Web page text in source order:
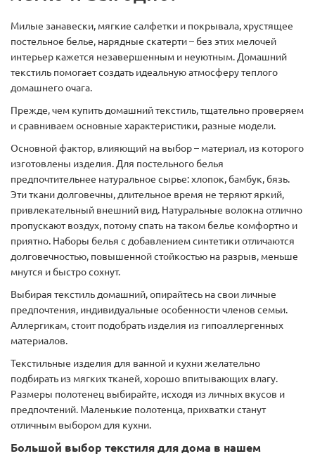
Милые занавески, мягкие салфетки и покрывала, хрустящее
постельное белье, нарядные скатерти – без этих мелочей
интерьер кажется незавершенным и неуютным. Домашний
текстиль помогает создать идеальную атмосферу теплого
домашнего очага.
Прежде, чем купить домашний текстиль, тщательно проверяем
и сравниваем основные характеристики, разные модели.
Основной фактор, влияющий на выбор – материал, из которого
изготовлены изделия. Для постельного белья
предпочтительнее натуральное сырье: хлопок, бамбук, бязь.
Эти ткани долговечны, длительное время не теряют яркий,
привлекательный внешний вид. Натуральные волокна отлично
пропускают воздух, потому спать на таком белье комфортно и
приятно. Наборы белья с добавлением синтетики отличаются
долговечностью, повышенной стойкостью на разрыв, меньше
мнутся и быстро сохнут.
Выбирая текстиль домашний, опирайтесь на свои личные
предпочтения, индивидуальные особенности членов семьи.
Аллергикам, стоит подобрать изделия из гипоаллергенных
материалов.
Текстильные изделия для ванной и кухни желательно
подбирать из мягких тканей, хорошо впитывающих влагу.
Размеры полотенец выбирайте, исходя из личных вкусов и
предпочтений. Маленькие полотенца, прихватки станут
отличным выбором для кухни.
Большой выбор текстиля для дома в нашем